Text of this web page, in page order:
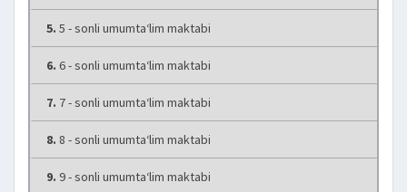
5. 5 - sonli umumta‘lim maktabi
6. 6 - sonli umumta‘lim maktabi
7. 7 - sonli umumta‘lim maktabi
8. 8 - sonli umumta‘lim maktabi
9. 9 - sonli umumta‘lim maktabi